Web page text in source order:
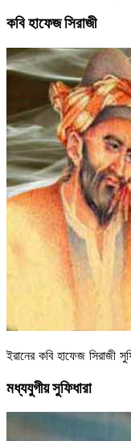
কবি হাফেজ সিরাজী
ইরানের কবি হাফেজ সিরাজী
মধ্যযুগীয় সুফিধারা